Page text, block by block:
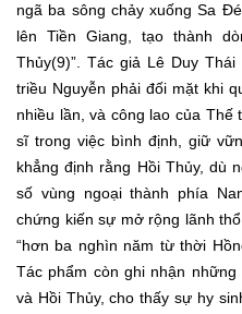
ngã ba sông chảy xuống Sa
lên Tiền Giang, tạo thành
Thủy(9)”. Tác giả Lê Duy
triều Nguyễn phải đối mặt khi
nhiều lần, và công lao của Thế
sĩ trong việc bình định, giữ
khẳng định rằng Hồi Thủy, dù
số vùng ngoại thành phía
chứng kiến sự mở rộng lãnh
“hơn ba nghìn năm từ thời
Tác phẩm còn ghi nhận
và Hồi Thủy, cho thấy sự hy